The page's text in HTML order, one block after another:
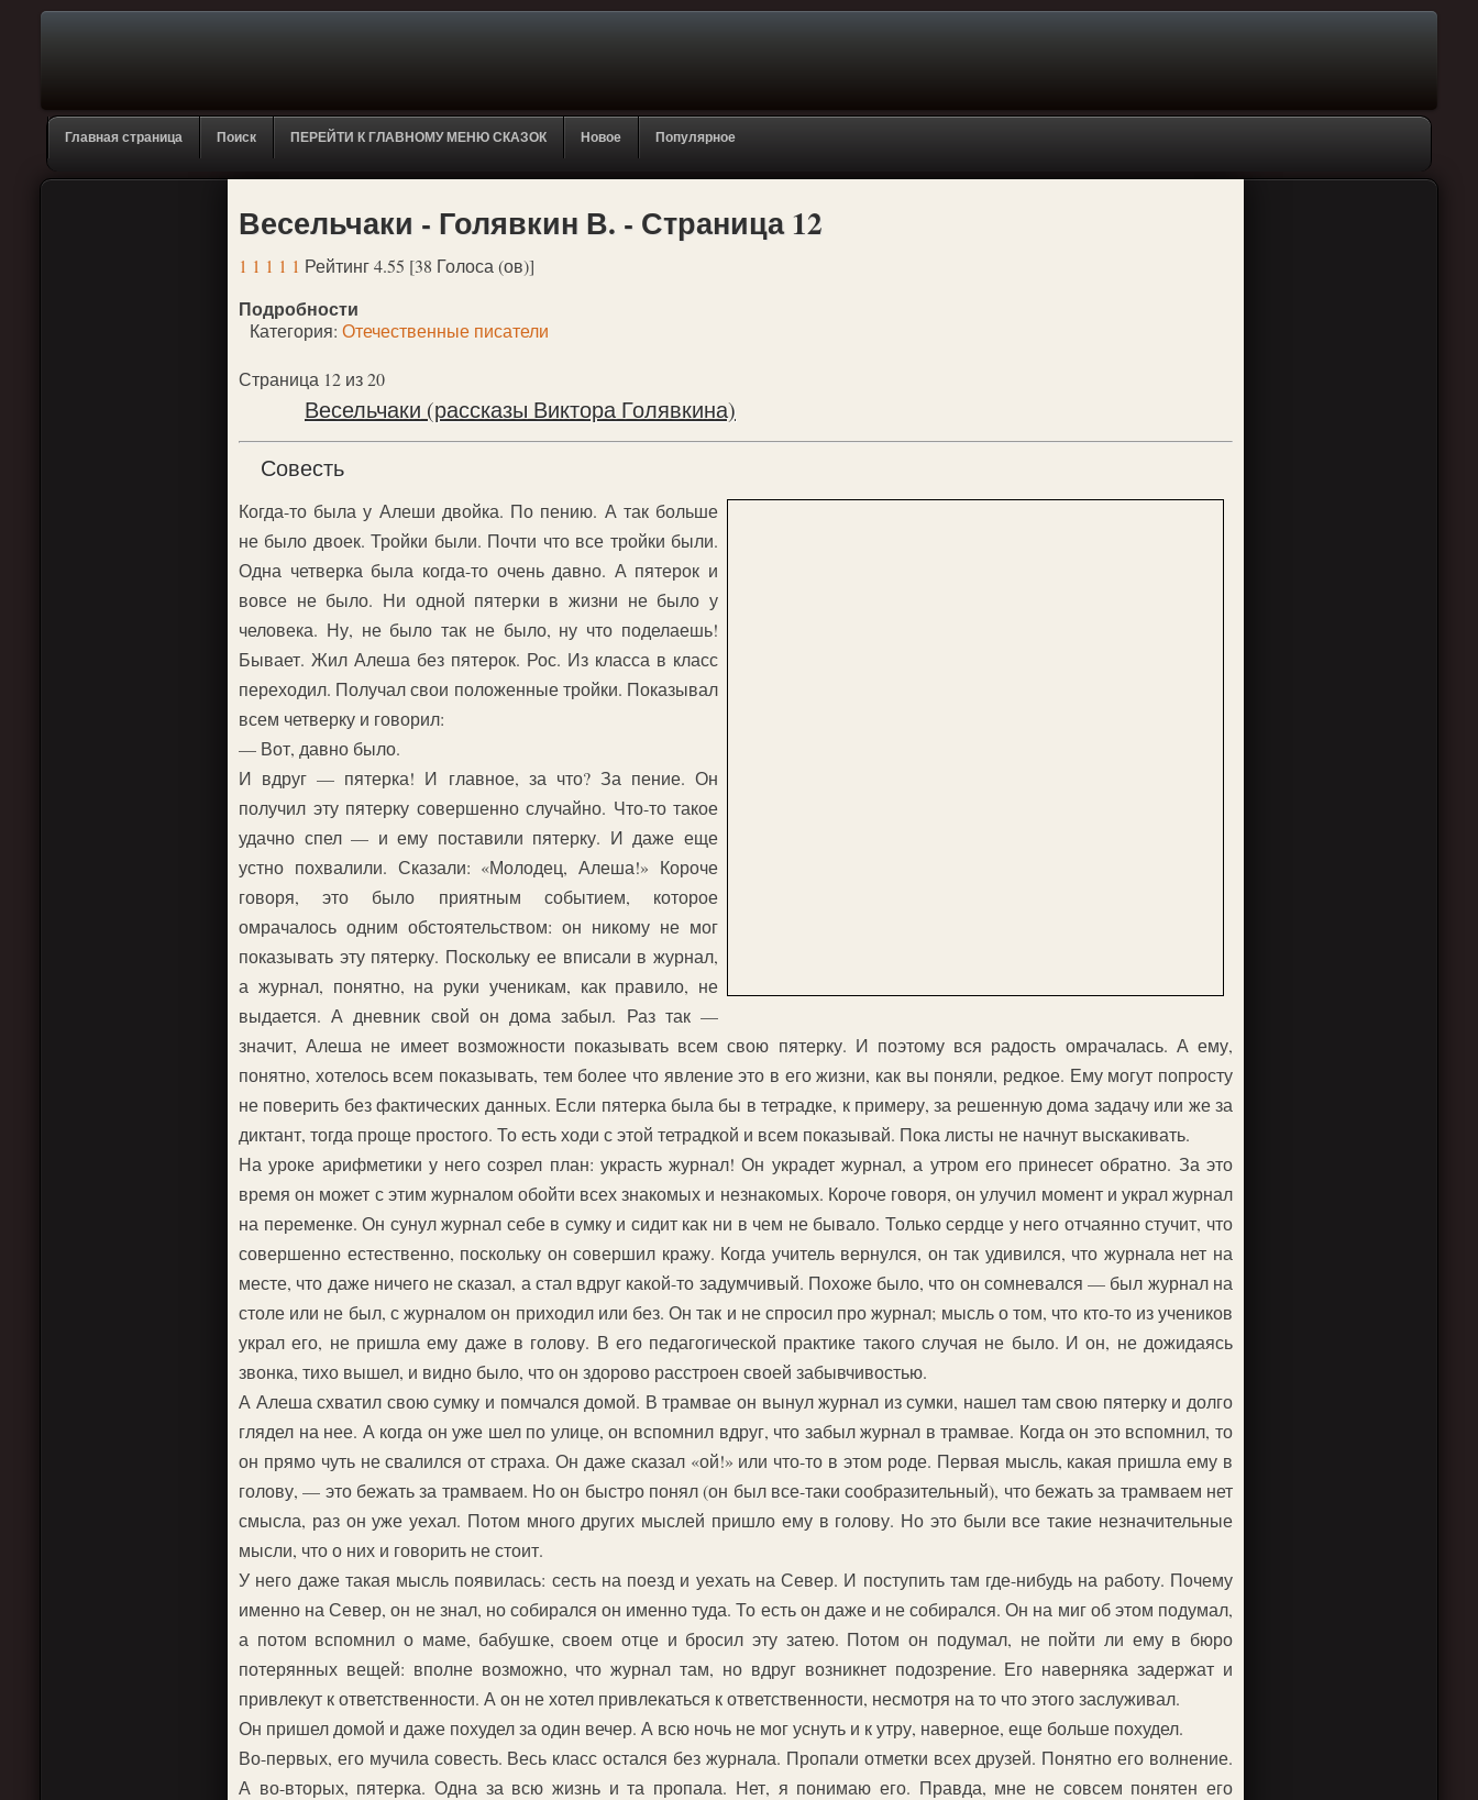
Главная страница Поиск ПЕРЕЙТИ К ГЛАВНОМУ МЕНЮ СКАЗОК Новое Популярное
Весельчаки - Голявкин В. - Страница 12
1 1 1 1 1 Рейтинг 4.55 [38 Голоса (ов)]
Подробности
Категория: Отечественные писатели
Страница 12 из 20
Весельчаки (рассказы Виктора Голявкина)
Совесть
Когда-то была у Алеши двойка. По пению. А так больше
не было двоек. Тройки были. Почти что все тройки были.
Одна четверка была когда-то очень давно. А пятерок и
вовсе не было. Ни одной пятерки в жизни не было у
человека. Ну, не было так не было, ну что поделаешь!
Бывает. Жил Алеша без пятерок. Рос. Из класса в класс
переходил. Получал свои положенные тройки. Показывал
всем четверку и говорил:
— Вот, давно было.
И вдруг — пятерка! И главное, за что? За пение. Он
получил эту пятерку совершенно случайно. Что-то такое
удачно спел — и ему поставили пятерку. И даже еще
устно похвалили. Сказали: «Молодец, Алеша!» Короче
говоря, это было приятным событием, которое
омрачалось одним обстоятельством: он никому не мог
показывать эту пятерку. Поскольку ее вписали в журнал,
а журнал, понятно, на руки ученикам, как правило, не
выдается. А дневник свой он дома забыл. Раз так —
значит, Алеша не имеет возможности показывать всем свою пятерку. И поэтому вся радость омрачалась. А ему,
понятно, хотелось всем показывать, тем более что явление это в его жизни, как вы поняли, редкое. Ему могут попросту
не поверить без фактических данных. Если пятерка была бы в тетрадке, к примеру, за решенную дома задачу или же за
диктант, тогда проще простого. То есть ходи с этой тетрадкой и всем показывай. Пока листы не начнут выскакивать.
На уроке арифметики у него созрел план: украсть журнал! Он украдет журнал, а утром его принесет обратно. За это
время он может с этим журналом обойти всех знакомых и незнакомых. Короче говоря, он улучил момент и украл журнал
на переменке. Он сунул журнал себе в сумку и сидит как ни в чем не бывало. Только сердце у него отчаянно стучит, что
совершенно естественно, поскольку он совершил кражу. Когда учитель вернулся, он так удивился, что журнала нет на
месте, что даже ничего не сказал, а стал вдруг какой-то задумчивый. Похоже было, что он сомневался — был журнал на
столе или не был, с журналом он приходил или без. Он так и не спросил про журнал; мысль о том, что кто-то из учеников
украл его, не пришла ему даже в голову. В его педагогической практике такого случая не было. И он, не дожидаясь
звонка, тихо вышел, и видно было, что он здорово расстроен своей забывчивостью.
А Алеша схватил свою сумку и помчался домой. В трамвае он вынул журнал из сумки, нашел там свою пятерку и долго
глядел на нее. А когда он уже шел по улице, он вспомнил вдруг, что забыл журнал в трамвае. Когда он это вспомнил, то
он прямо чуть не свалился от страха. Он даже сказал «ой!» или что-то в этом роде. Первая мысль, какая пришла ему в
голову, — это бежать за трамваем. Но он быстро понял (он был все-таки сообразительный), что бежать за трамваем нет
смысла, раз он уже уехал. Потом много других мыслей пришло ему в голову. Но это были все такие незначительные
мысли, что о них и говорить не стоит.
У него даже такая мысль появилась: сесть на поезд и уехать на Север. И поступить там где-нибудь на работу. Почему
именно на Север, он не знал, но собирался он именно туда. То есть он даже и не собирался. Он на миг об этом подумал,
а потом вспомнил о маме, бабушке, своем отце и бросил эту затею. Потом он подумал, не пойти ли ему в бюро
потерянных вещей: вполне возможно, что журнал там, но вдруг возникнет подозрение. Его наверняка задержат и
привлекут к ответственности. А он не хотел привлекаться к ответственности, несмотря на то что этого заслуживал.
Он пришел домой и даже похудел за один вечер. А всю ночь не мог уснуть и к утру, наверное, еще больше похудел.
Во-первых, его мучила совесть. Весь класс остался без журнала. Пропали отметки всех друзей. Понятно его волнение.
А во-вторых, пятерка. Одна за всю жизнь и та пропала. Нет, я понимаю его. Правда, мне не совсем понятен его